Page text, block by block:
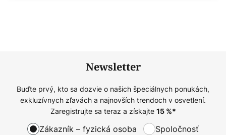
Newsletter
Buďte prvý, kto sa dozvie o našich špeciálnych ponukách,
exkluzívnych zľavách a najnovších trendoch v osvetlení.
Zaregistrujte sa teraz a získajte 15%*
Zákazník – fyzická osoba Spoločnosť